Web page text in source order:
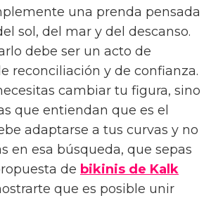
ahí. Entras en el
tienda, cuya luz fluorescente
en marcar todas las
e intentas abrocharte un
te aprieta donde no debe o
al menor movimiento. Ese,